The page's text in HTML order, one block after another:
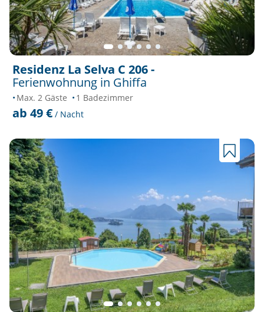
Residenz La Selva C 206 -
Ferienwohnung in Ghiffa
Max. 2 Gäste 1 Badezimmer
ab 49 € / Nacht